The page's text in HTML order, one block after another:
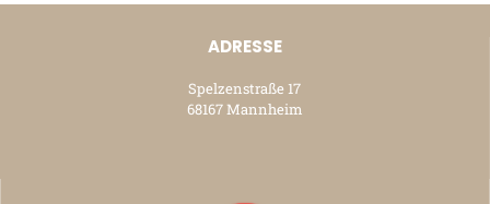
ADRESSE
Spelzenstraße 17
68167 Mannheim